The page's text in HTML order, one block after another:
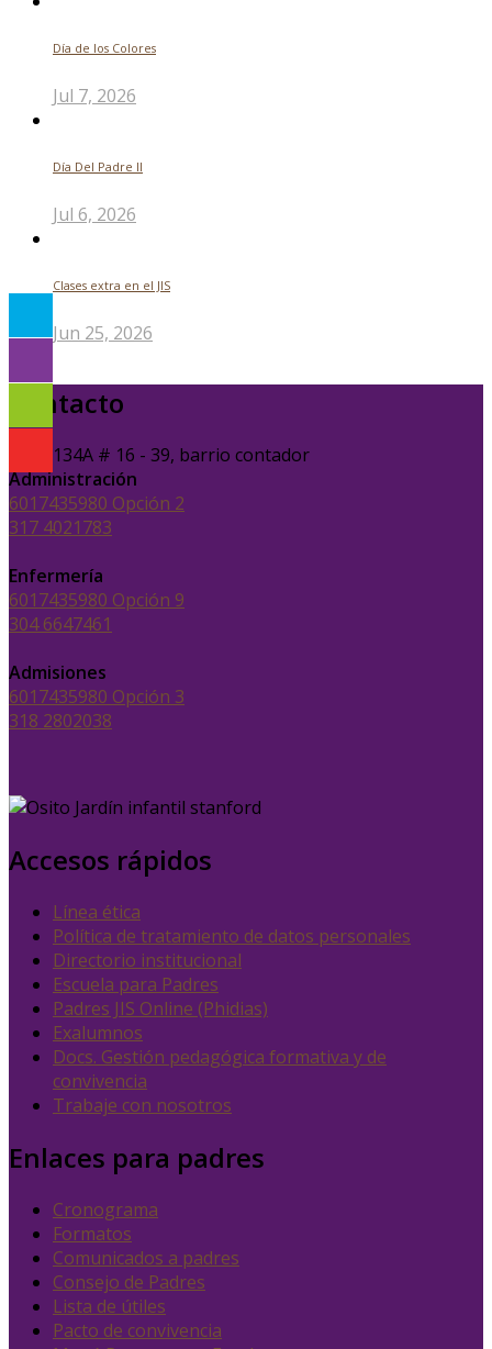
Día de los Colores
Jul 7, 2026
Día Del Padre ll
Jul 6, 2026
Clases extra en el JIS
Jun 25, 2026
Contacto
Calle 134A # 16 - 39, barrio contador
Administración
6017435980 Opción 2
317 4021783
Enfermería
6017435980 Opción 9
304 6647461
Admisiones
6017435980 Opción 3
318 2802038
Accesos rápidos
Línea ética
Política de tratamiento de datos personales
Directorio institucional
Escuela para Padres
Padres JIS Online (Phidias)
Exalumnos
Docs. Gestión pedagógica formativa y de
convivencia
Trabaje con nosotros
Enlaces para padres
Cronograma
Formatos
Comunicados a padres
Consejo de Padres
Lista de útiles
Pacto de convivencia